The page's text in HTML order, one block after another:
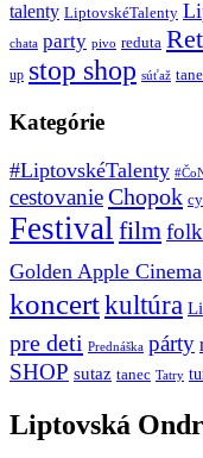
talenty LiptovskéTalenty
chata party pivo reduta
up stop shop súťaž
Kategórie
#LiptovskéTalenty
cestovanieChopok
Festival film
Golden Apple Cinema
koncertkultúra
pre deti Prednáška párty
SHOP sutaz tanec Tatry
Liptovská